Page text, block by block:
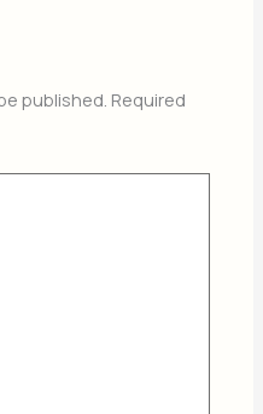
published. Required